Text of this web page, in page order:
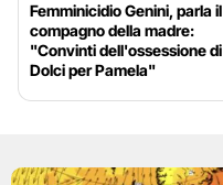
Femminicidio Genini, parla il
compagno della madre:
"Convinti dell'ossessione di
Dolci per Pamela"